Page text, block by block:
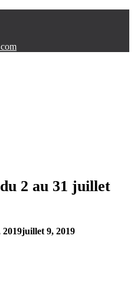
2 au 31 juillet
juillet 9, 2019